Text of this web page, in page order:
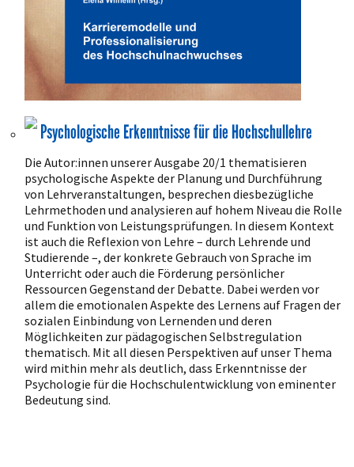
Psychologische Erkenntnisse für die Hochschullehre
Die Autor:innen unserer Ausgabe 20/1 thematisieren
psychologische Aspekte der Planung und Durchführung
von Lehrveranstaltungen, besprechen diesbezügliche
Lehrmethoden und analysieren auf hohem Niveau die Rolle
und Funktion von Leistungsprüfungen. In diesem Kontext
ist auch die Reflexion von Lehre – durch Lehrende und
Studierende –, der konkrete Gebrauch von Sprache im
Unterricht oder auch die Förderung persönlicher
Ressourcen Gegenstand der Debatte. Dabei werden vor
allem die emotionalen Aspekte des Lernens auf Fragen der
sozialen Einbindung von Lernenden und deren
Möglichkeiten zur pädagogischen Selbstregulation
thematisch. Mit all diesen Perspektiven auf unser Thema
wird mithin mehr als deutlich, dass Erkenntnisse der
Psychologie für die Hochschulentwicklung von eminenter
Bedeutung sind.